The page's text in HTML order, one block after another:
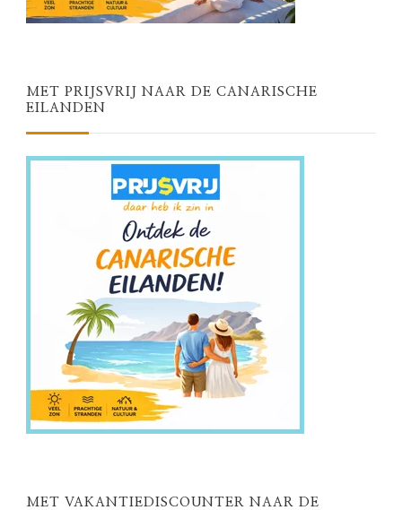
MET PRIJSVRIJ NAAR DE CANARISCHE
EILANDEN
MET VAKANTIEDISCOUNTER NAAR DE